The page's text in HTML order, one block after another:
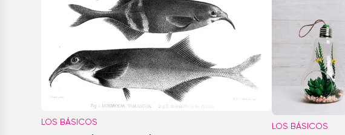
LOS BÁSICOS LOS BÁSICOS